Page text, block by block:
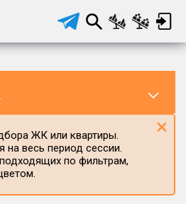
ЖК или квартиры.
на весь период сессии.
по фильтрам,
×